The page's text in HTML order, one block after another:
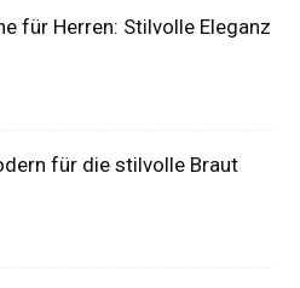
für Herren: Stilvolle Eleganz
für die stilvolle Braut